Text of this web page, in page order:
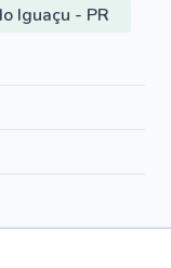
Iguaçu - PR